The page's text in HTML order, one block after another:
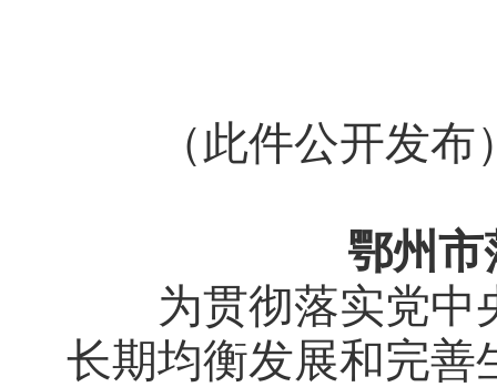
（此件公开发布
鄂州市
为贯彻落实党中央
长期均衡发展和完善